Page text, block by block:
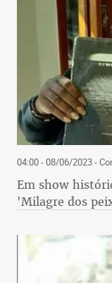
04:00 - 08/06/2023-
Em show
'Milagre dos